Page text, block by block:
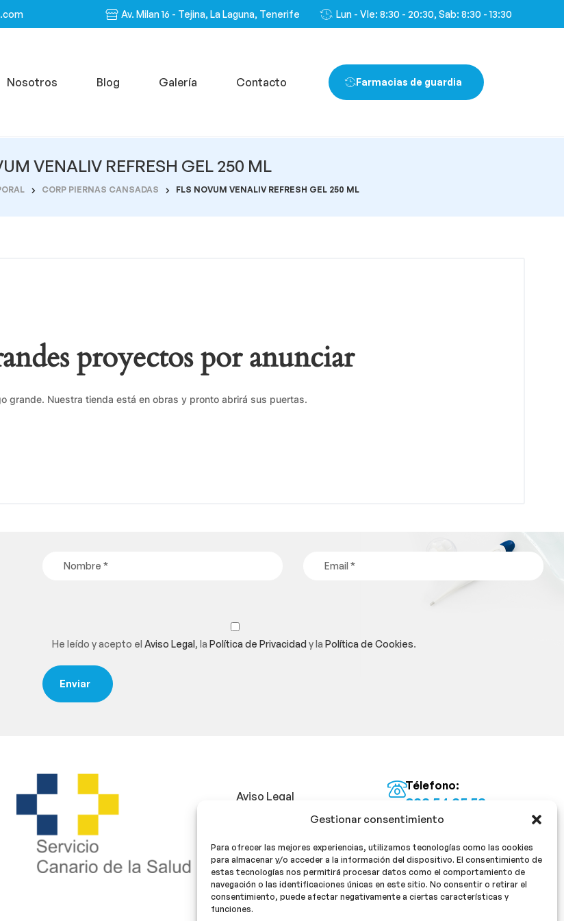
Gestionar consentimiento
Para ofrecer las mejores experiencias, utilizamos tecnologías como las cookies
para almacenar y/o acceder a la información del dispositivo. El consentimiento de
estas tecnologías nos permitirá procesar datos como el comportamiento de
navegación o las identificaciones únicas en este sitio. No consentir o retirar el
consentimiento, puede afectar negativamente a ciertas características y
funciones.
Av. Milan 16 - Tejina, La Laguna, Tenerife Lun - VIe: 8:30 - 20:30, Sab: 8:30 - 13:30
Nosotros Blog Galería Contacto Farmacias de guardia
VENALIV REFRESH GEL 250 ML
CORP PIERNAS CANSADAS FLS NOVUM VENALIV REFRESH GEL 250 ML
proyectos por anunciar
grande. Nuestra tienda está en obras y pronto abrirá sus puertas.
He leído y acepto elAviso Legal, laPolítica de Privacidady laPolítica de Cookies.
Aviso Legal
Política de Privacidad
Política de cookies
Télefono:
922 54 25 53
Email:
¡Síguenos!